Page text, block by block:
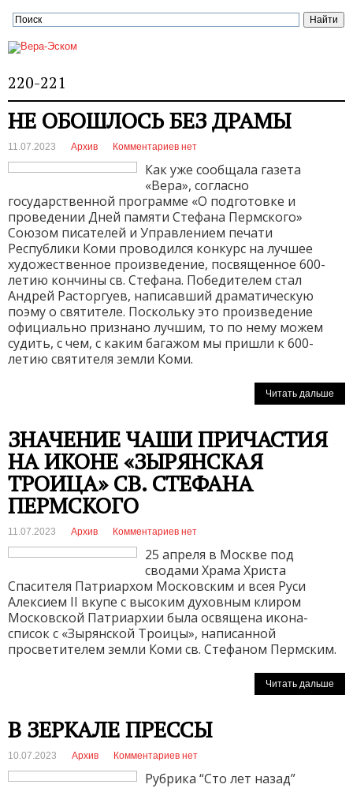
220-221
НЕ ОБОШЛОСЬ БЕЗ ДРАМЫ
11.07.2023 Архив Комментариев нет
Как уже сообщала газета
«Вера», согласно
государственной программе «О подготовке и
проведении Дней памяти Стефана Пермского»
Союзом писателей и Управлением печати
Республики Коми проводился конкурс на лучшее
художественное произведение, посвященное 600-
летию кончины св. Стефана. Победителем стал
Андрей Расторгуев, написавший драматическую
поэму о святителе. Поскольку это произведение
официально признано лучшим, то по нему можем
судить, с чем, с каким багажом мы пришли к 600-
летию святителя земли Коми.
Читать дальше
ЗНАЧЕНИЕ ЧАШИ ПРИЧАСТИЯ
НА ИКОНЕ «ЗЫРЯНСКАЯ
ТРОИЦА» СВ. СТЕФАНА
ПЕРМСКОГО
11.07.2023 Архив Комментариев нет
25 апреля в Москве под
сводами Храма Христа
Спасителя Патриархом Московским и всея Руси
Алексием II вкупе с высоким духовным клиром
Московской Патриархии была освящена икона-
список с «Зырянской Троицы», написанной
просветителем земли Коми св. Стефаном Пермским.
Читать дальше
В ЗЕРКАЛЕ ПРЕССЫ
10.07.2023 Архив Комментариев нет
Рубрика “Сто лет назад”